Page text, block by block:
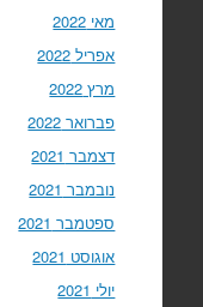
מאי 2022
אפריל 2022
מרץ 2022
פברואר 2022
דצמבר 2021
נובמבר 2021
ספטמבר 2021
אוגוסט 2021
יולי 2021